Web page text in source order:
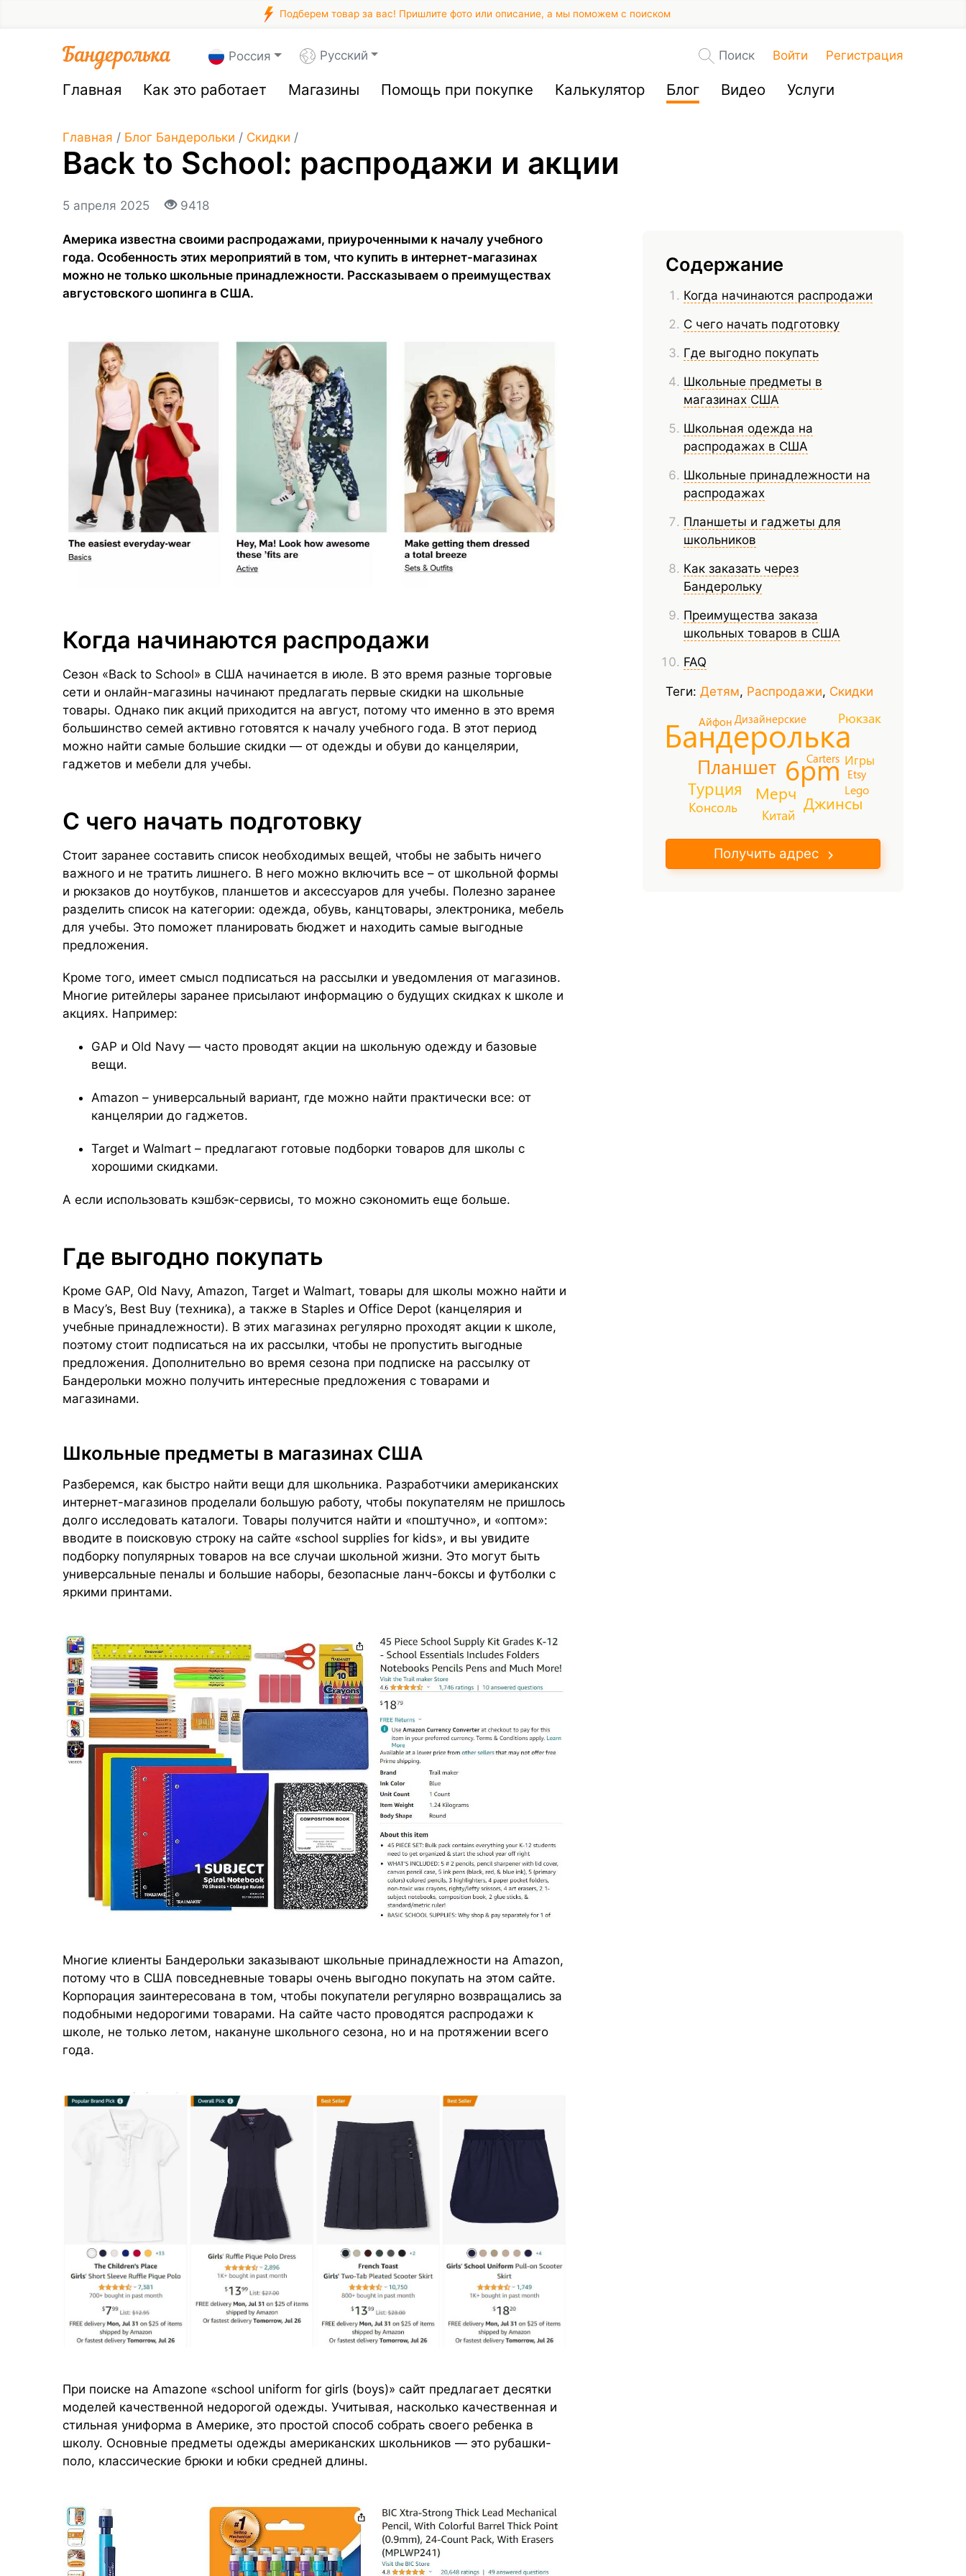
Подберем товар за вас! Пришлите фото или описание, а мы поможем с поиском
Россия Русский Поиск Войти Регистрация
Главная Как это работает Магазины Помощь при покупке Калькулятор Блог Видео Услуги
Главная / Блог Бандерольки / Скидки /
Back to School: распродажи и акции
5 апреля 2025 9418
Содержание
Когда начинаются распродажи
С чего начать подготовку
Где выгодно покупать
Школьные предметы в
магазинах США
Школьная одежда на
распродажах в США
Школьные принадлежности на
распродажах
Планшеты и гаджеты для
школьников
Как заказать через
Бандерольку
Преимущества заказа
школьных товаров в США
FAQ
Теги:Детям, Распродажи, Скидки
Бандеролька
6pm
Планшет
Турция Мерч Джинсы
Консоль Китай
Рюкзак
Игры
Lego
Carters
Айфон
Etsy
Дизайнерские
Получить адрес
Америка известна своими распродажами, приуроченными к началу учебного
года. Особенность этих мероприятий в том, что купить в интернет-магазинах
можно не только школьные принадлежности. Рассказываем о преимуществах
августовского шопинга в США.
Когда начинаются распродажи
Сезон «Back to School» в США начинается в июле. В это время разные торговые
сети и онлайн-магазины начинают предлагать первые скидки на школьные
товары. Однако пик акций приходится на август, потому что именно в это время
большинство семей активно готовятся к началу учебного года. В этот период
можно найти самые большие скидки — от одежды и обуви до канцелярии,
гаджетов и мебели для учебы.
С чего начать подготовку
Стоит заранее составить список необходимых вещей, чтобы не забыть ничего
важного и не тратить лишнего. В него можно включить все – от школьной формы
и рюкзаков до ноутбуков, планшетов и аксессуаров для учебы. Полезно заранее
разделить список на категории: одежда, обувь, канцтовары, электроника, мебель
для учебы. Это поможет планировать бюджет и находить самые выгодные
предложения.
Кроме того, имеет смысл подписаться на рассылки и уведомления от магазинов.
Многие ритейлеры заранее присылают информацию о будущих скидках к школе и
акциях. Например:
GAP и Old Navy — часто проводят акции на школьную одежду и базовые
вещи.
Amazon – универсальный вариант, где можно найти практически все: от
канцелярии до гаджетов.
Target и Walmart – предлагают готовые подборки товаров для школы с
хорошими скидками.
А если использовать кэшбэк-сервисы, то можно сэкономить еще больше.
Где выгодно покупать
Кроме GAP, Old Navy, Amazon, Target и Walmart, товары для школы можно найти и
в Macy’s, Best Buy (техника), а также в Staples и Office Depot (канцелярия и
учебные принадлежности). В этих магазинах регулярно проходят акции к школе,
поэтому стоит подписаться на их рассылки, чтобы не пропустить выгодные
предложения. Дополнительно во время сезона при подписке на рассылку от
Бандерольки можно получить интересные предложения с товарами и
магазинами.
Школьные предметы в магазинах США
Разберемся, как быстро найти вещи для школьника. Разработчики американских
интернет-магазинов проделали большую работу, чтобы покупателям не пришлось
долго исследовать каталоги. Товары получится найти и «поштучно», и «оптом»:
вводите в поисковую строку на сайте «school supplies for kids», и вы увидите
подборку популярных товаров на все случаи школьной жизни. Это могут быть
универсальные пеналы и большие наборы, безопасные ланч-боксы и футболки с
яркими принтами.
Многие клиенты Бандерольки заказывают школьные принадлежности на Amazon,
потому что в США повседневные товары очень выгодно покупать на этом сайте.
Корпорация заинтересована в том, чтобы покупатели регулярно возвращались за
подобными недорогими товарами. На сайте часто проводятся распродажи к
школе, не только летом, накануне школьного сезона, но и на протяжении всего
года.
При поиске на Amazone «school uniform for girls (boys)» сайт предлагает десятки
моделей качественной недорогой одежды. Учитывая, насколько качественная и
стильная униформа в Америке, это простой способ собрать своего ребенка в
школу. Основные предметы одежды американских школьников — это рубашки-
поло, классические брюки и юбки средней длины.